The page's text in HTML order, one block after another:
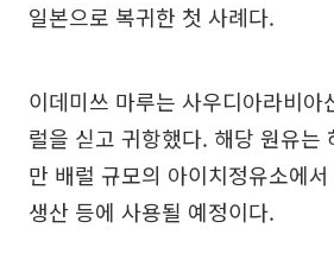
일본으로 복귀한 첫 사례다.
이데미쓰 마루는 사우디아라비아
럴을 싣고 귀항했다. 해당 원유는
만 배럴 규모의 아이치정유소에
생산 등에 사용될 예정이다.